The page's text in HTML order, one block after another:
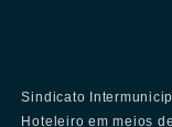
Sindicato
Hoteleiro em meios